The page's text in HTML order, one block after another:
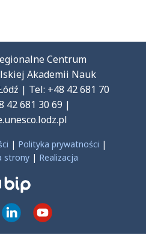
Centrum
Akademii Nauk
| Tel: +48 42 681 70
42 681 30 69 |
| Polityka prywatności |
strony | Realizacja